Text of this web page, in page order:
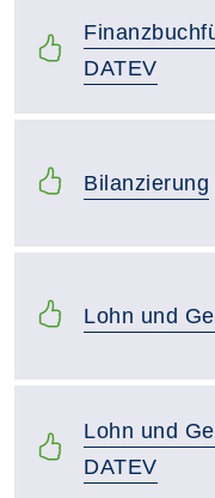
DATEV
Bilanzierung
Lohn und
Lohn und
DATEV